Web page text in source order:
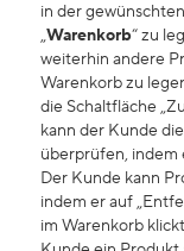
in der
„Warenkorb“ zu
weiterhin andere
Warenkorb zu
die Schaltfläche
kann der Kunde
überprüfen, indem
Der Kunde kann
indem er auf
im Warenkorb